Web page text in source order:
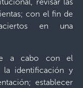
con el fin de
en una
a cabo con el
la identificación y
establecer